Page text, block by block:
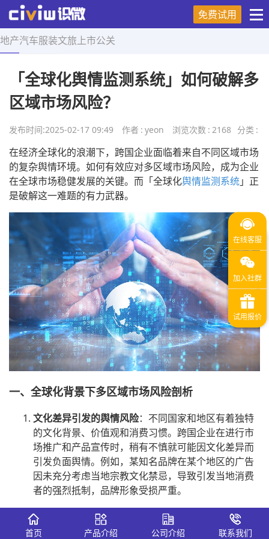
免费试用
地产汽车服装文旅 上市公关
首页 > 营销技巧 > 正文
「全球化舆情监测系统」如何破解多
区域市场风险？
发布时间:2025-02-17 09:49 作者 : yeon 浏览次数 : 2168 分类 :
在经济全球化的浪潮下，跨国企业面临着来自不同区域市场
的复杂舆情环境。如何有效应对多区域市场风险，成为企业
在全球市场稳健发展的关键。而「全球化舆情监测系统」正
是破解这一难题的有力武器。
一、全球化背景下多区域市场风险剖析
文化差异引发的舆情风险：不同国家和地区有着独特
的文化背景、价值观和消费习惯。跨国企业在进行市
场推广和产品宣传时，稍有不慎就可能因文化差异而
引发负面舆情。例如，某知名品牌在某个地区的广告
因未充分考虑当地宗教文化禁忌，导致引发当地消费
者的强烈抵制，品牌形象受损严重。
政策法规差异带来的挑战
：各个国家和地区的政策法
规不尽相同，企业在运营过程中若不能及时了解并遵
首页 产品介绍 公司介绍 联系我们